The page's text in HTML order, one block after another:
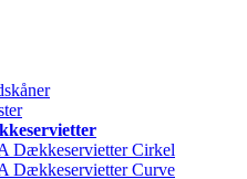
Dækkeservietter Cirkel
Dækkeservietter Curve